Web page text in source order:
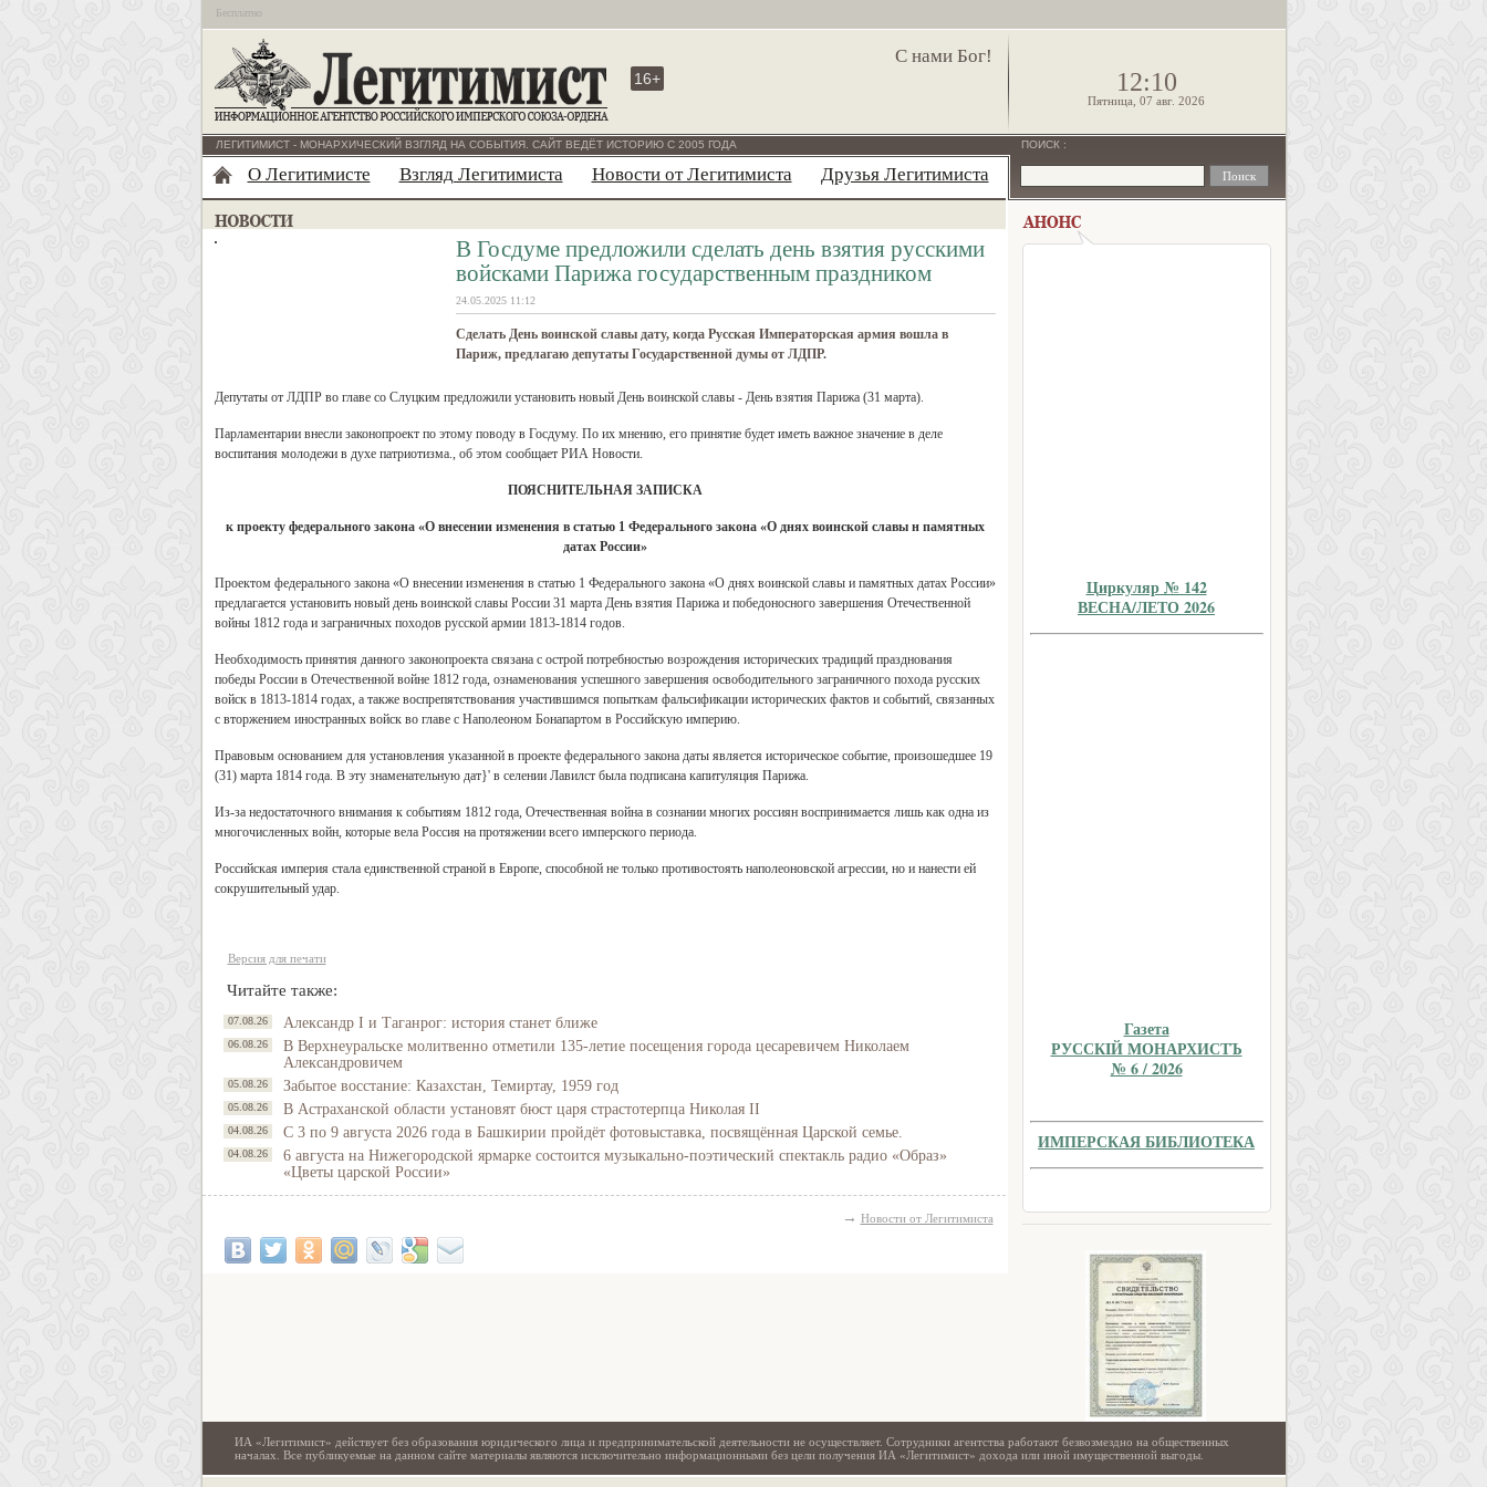
Бесплатно
С нами Бог!
16+ 12:10
Пятница, 07 авг. 2026
ЛЕГИТИМИСТ - МОНАРХИЧЕСКИЙ ВЗГЛЯД НА СОБЫТИЯ. САЙТ ВЕДЁТ ИСТОРИЮ С 2005 ГОДА
О Легитимисте Взгляд Легитимиста Новости от Легитимиста Друзья Легитимиста
В Госдуме предложили сделать день взятия русскими
войсками Парижа государственным праздником
24.05.2025 11:12
Сделать День воинской славы дату, когда Русская Императорская армия вошла в
Париж, предлагаю депутаты Государственной думы от ЛДПР.
Депутаты от ЛДПР во главе со Слуцким предложили установить новый День воинской славы - День взятия Парижа (31 марта).
Парламентарии внесли законопроект по этому поводу в Госдуму. По их мнению, его принятие будет иметь важное значение в деле
воспитания молодежи в духе патриотизма., об этом сообщает РИА Новости.
ПОЯСНИТЕЛЬНАЯ ЗАПИСКА
к проекту федерального закона «О внесении изменения в статью 1 Федерального закона «О днях воинской славы н памятных
датах России»
Проектом федерального закона «О внесении изменения в статью 1 Федерального закона «О днях воинской славы и памятных датах России»
предлагается установить новый день воинской славы России 31 марта День взятия Парижа и победоносного завершения Отечественной
войны 1812 года и заграничных походов русской армии 1813-1814 годов.
Необходимость принятия данного законопроекта связана с острой потребностью возрождения исторических традиций празднования
победы России в Отечественной войне 1812 года, ознаменования успешного завершения освободительного заграничного похода русских
войск в 1813-1814 годах, а также воспрепятствования участившимся попыткам фальсификации исторических фактов и событий, связанных
с вторжением иностранных войск во главе с Наполеоном Бонапартом в Российскую империю.
Правовым основанием для установления указанной в проекте федерального закона даты является историческое событие, произошедшее 19
(31) марта 1814 года. В эту знаменательную дат}' в селении Лавилст была подписана капитуляция Парижа.
Из-за недостаточного внимания к событиям 1812 года, Отечественная война в сознании многих россиян воспринимается лишь как одна из
многочисленных войн, которые вела Россия на протяжении всего имперского периода.
Российская империя стала единственной страной в Европе, способной не только противостоять наполеоновской агрессии, но и нанести ей
сокрушительный удар.
Версия для печати
Читайте также:
07.08.26 Александр I и Таганрог: история станет ближе
06.08.26
В Верхнеуральске молитвенно отметили 135-летие посещения города цесаревичем Николаем
Александровичем
05.08.26 Забытое восстание: Казахстан, Темиртау, 1959 год
05.08.26 В Астраханской области установят бюст царя страстотерпца Николая II
04.08.26 С 3 по 9 августа 2026 года в Башкирии пройдёт фотовыставка, посвящённая Царской семье.
04.08.26
6 августа на Нижегородской ярмарке состоится музыкально-поэтический спектакль радио «Образ»
«Цветы царской России»
→ Новости от Легитимиста
ПОИСК :
Циркуляр № 142
ВЕСНА/ЛЕТО 2026
Газета
РУССКIЙ МОНАРХИСТЪ
№ 6 / 2026
ИМПЕРСКАЯ БИБЛИОТЕКА
ИА «Легитимист» действует без образования юридического лица и предпринимательской деятельности не осуществляет. Сотрудники агентства работают безвозмездно на общественных
началах. Все публикуемые на данном сайте материалы являются исключительно информационными без цели получения ИА «Легитимист» дохода или иной имущественной выгоды.